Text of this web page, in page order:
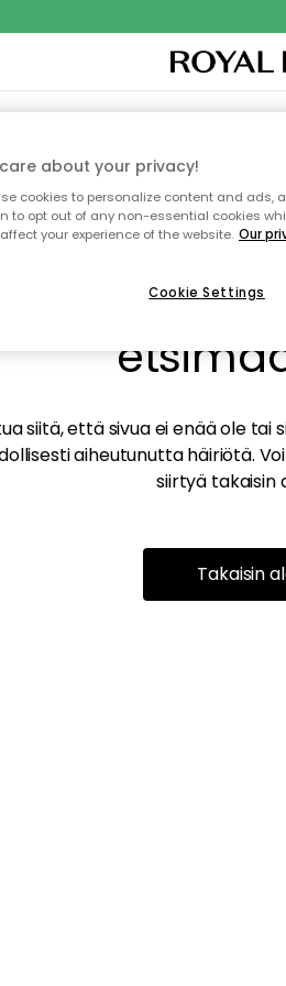
SISUSTUSTEKSTIILIT & MATOT
Emme
siitä, että sivua ei enää ole
aiheutunutta häiriötä.
siirtyä takaisin
Takaisin
about your privacy!
cookies to personalize content and ads,
to opt out of any non-essential cookies
your experience of the website. Our
Cookie Settings